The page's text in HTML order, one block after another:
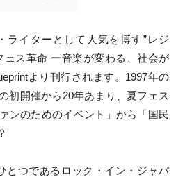
ライターとして人気を博す”レジ
ェス革命 ー音楽が変わる、社会が
より刊行されます。1997年の
初開催から20年あまり、夏フェス
ンのためのイベント」から「国民
とつであるロック・イン・ジャパ